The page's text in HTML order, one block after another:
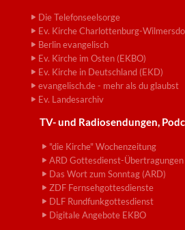
Die Telefonseelsorge
Ev. Kirche Charlottenburg-
Berlin evangelisch
Ev. Kirche im Osten (EKBO)
Ev. Kirche in Deutschland (EKD)
evangelisch.de - mehr als du glaubst
Ev. Landesarchiv
TV- und Radiosendungen,
"die Kirche" Wochenzeitung
ARD Gottesdienst-Übertragungen
Das Wort zum Sonntag (ARD)
ZDF Fernsehgottesdienste
DLF Rundfunkgottesdienst
Digitale Angebote EKBO